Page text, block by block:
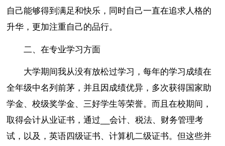
自己能够得到满足和快乐，同时自己一直在追求人格的
升华，更加注重自己的品行。
二、在专业学习方面
大学期间我从没有放松过学习，每年的学习成绩在
全年级中名列前茅，并且因成绩优异，多次获得国家助
学金、校级奖学金、三好学生等荣誉。而且在校期间，
取得会计从业证书，通过__会计、税法、财务管理考
试，以及，英语四级证书、计算机二级证书。但这些并